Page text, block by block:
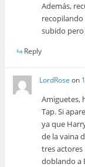
Además,
recopilando
subido
Reply
LordRose on
Amiguetes,
Tap. Si
ya que
de la vaina
tres actores
doblando a